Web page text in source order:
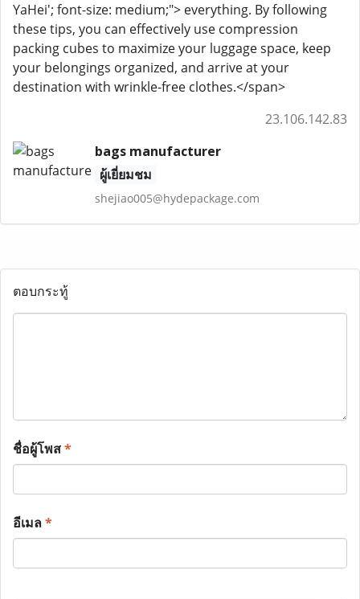
YaHei'; font-size: medium;"> everything. By following
these tips, you can effectively use compression
packing cubes to maximize your luggage space, keep
your belongings organized, and arrive at your
destination with wrinkle-free clothes.</span>
23.106.142.83
bags manufacturer
ผู้เยี่ยมชม
shejiao005@hydepackage.com
ตอบกระทู้
ชื่อผู้โพส*
อีเมล*